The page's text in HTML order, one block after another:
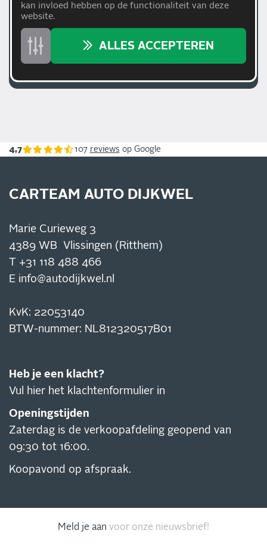
CARTEAM GAAT
INTERNATIONAAL!
Lees meer
4,7 107 reviews op Google
CARTEAM AUTO DIJKWEL
Marie Curieweg 3
4389 WB Vlissingen (Ritthem)
T +31 118 488 466
E info@autodijkwel.nl
KvK: 22053140
BTW-nummer: NL812320517B01
Heb je een klacht?
Vul hier het klachtenformulier in
Openingstijden
Zaterdag is de verkoopafdeling geopend van
09:30 tot 16:00.
Koopavond op afspraak.
Meld je aan voor onze nieuwsbrief!
kan invloed hebben op de functionaliteit van deze
website.
ALLES ACCEPTEREN